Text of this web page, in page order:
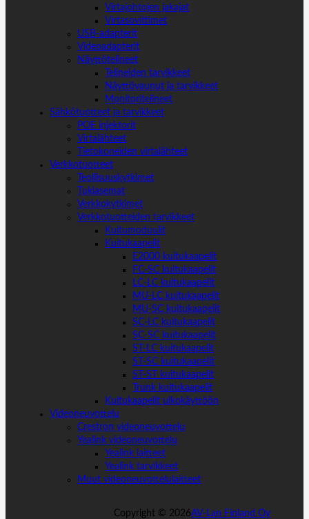
Virtajohtojen jakajat
Virtasovittimet
USB-adapterit
Videoadapterit
Näyttötelineet
Telineiden tarvikkeet
Näyttövaunut ja tarvikkeet
Monitoritelineet
Sähkötuotteet ja tarvikkeet
POE injektorit
Virtalähteet
Tietokoneiden virtalähteet
Verkkotuotteet
Teollisuuskytkimet
Tukiasemat
Verkkokytkimet
Verkkotuotteiden tarvikkeet
Kuitumoduulit
Kuitukaapelit
E2000 kuitukaapelit
FC-SC kuitukaapelit
LC-LC kuitukaapelit
MU-LC kuitukaapelit
MU-SC kuitukaapelit
SC-LC kuitukaapelit
SC-SC kuitukaapelit
ST-LC kuitukaapelit
ST-SC kuitukaapelit
ST-ST kuitukaapelit
Trunk kuitukaapelit
Kuitukaapelit ulkokäyttöön
Videoneuvottelu
Crestron videoneuvottelu
Yealink videoneuvottelu
Yealink laitteet
Yealink tarvikkeet
Muut videoneuvottelulaitteet
Copyright © 2026AV-Lan Finland Oy